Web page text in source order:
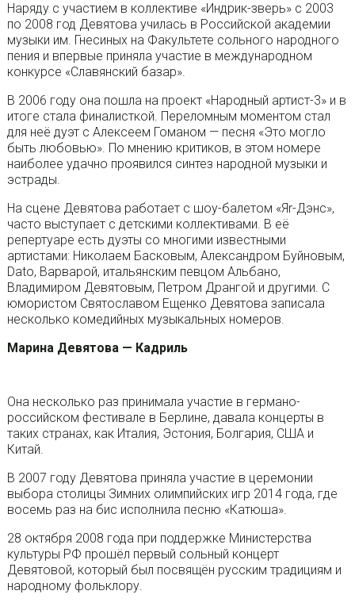
Наряду с участием в коллективе «Индрик-зверь» с 2003
по 2008 год Девятова училась в Российской академии
музыки им. Гнесиных на Факультете сольного народного
пения и впервые приняла участие в международном
конкурсе «Славянский базар».
В 2006 году она пошла на проект «Народный артист-3» и в
итоге стала финалисткой. Переломным моментом стал
для неё дуэт с Алексеем Гоманом — песня «Это могло
быть любовью». По мнению критиков, в этом номере
наиболее удачно проявился синтез народной музыки и
эстрады.
На сцене Девятова работает с шоу-балетом «Яr-Дэнс»,
часто выступает с детскими коллективами. В её
репертуаре есть дуэты со многими известными
артистами: Николаем Басковым, Александром Буйновым,
Dato, Варварой, итальянским певцом Альбано,
Владимиром Девятовым, Петром Дрангой и другими. С
юмористом Святославом Ещенко Девятова записала
несколько комедийных музыкальных номеров.
Марина Девятова — Кадриль
Она несколько раз принимала участие в германо-
российском фестивале в Берлине, давала концерты в
таких странах, как Италия, Эстония, Болгария, США и
Китай.
В 2007 году Девятова приняла участие в церемонии
выбора столицы Зимних олимпийских игр 2014 года, где
восемь раз на бис исполнила песню «Катюша».
28 октября 2008 года при поддержке Министерства
культуры РФ прошёл первый сольный концерт
Девятовой, который был посвящён русским традициям и
народному фольклору.